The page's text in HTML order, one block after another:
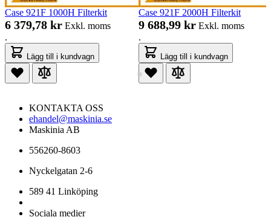
Case 921F 1000H Filterkit
6 379,78 kr Exkl. moms
.
Lägg till i kundvagn
Case 921F 2000H Filterkit
9 688,99 kr Exkl. moms
.
Lägg till i kundvagn
KONTAKTA OSS
ehandel@maskinia.se
Maskinia AB
556260-8603
Nyckelgatan 2-6
589 41 Linköping
Sociala medier